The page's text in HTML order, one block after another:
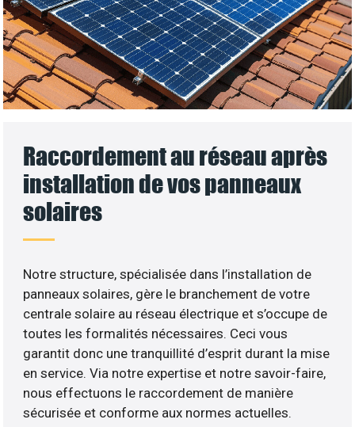
Raccordement au réseau après
installation de vos panneaux
solaires
Notre structure, spécialisée dans l’installation de
panneaux solaires, gère le branchement de votre
centrale solaire au réseau électrique et s’occupe de
toutes les formalités nécessaires. Ceci vous
garantit donc une tranquillité d’esprit durant la mise
en service. Via notre expertise et notre savoir-faire,
nous effectuons le raccordement de manière
sécurisée et conforme aux normes actuelles.